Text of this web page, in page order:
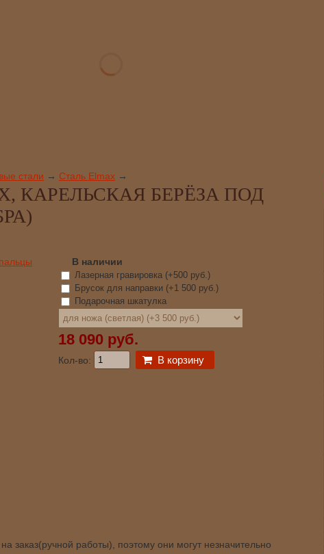
стали → Сталь Elmax →
КАРЕЛЬСКАЯ БЕРЁЗА ПОД
В наличии
Лазерная гравировка (+500 руб. )
Брусок для направки (+1 500 руб. )
Подарочная шкатулка
18 090 руб.
Кол-во: В корзину
заказ(ручной работы), поэтому они могут незначительно